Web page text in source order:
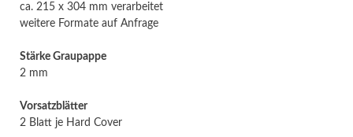
ca. 215 x 304 mm verarbeitet
weitere Formate auf Anfrage
Stärke Graupappe
2 mm
Vorsatzblätter
2 Blatt je Hard Cover